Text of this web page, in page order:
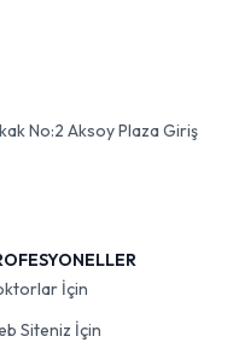
No:2 Aksoy Plaza Giriş
İçin
Siteniz İçin